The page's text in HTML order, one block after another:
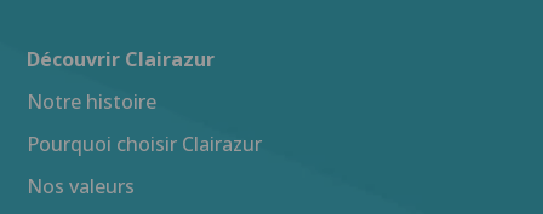
Découvrir Clairazur
Notre histoire
Pourquoi choisir Clairazur
Nos valeurs